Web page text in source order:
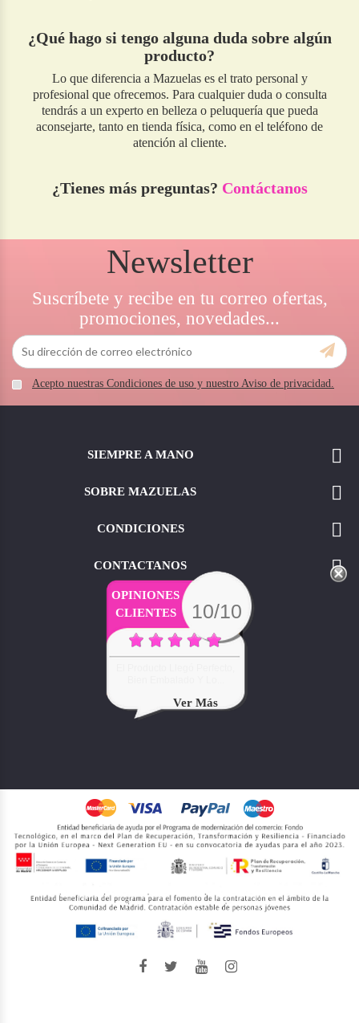
¿Qué hago si tengo alguna duda sobre algún
producto?
Lo que diferencia a Mazuelas es el trato personal y
profesional que ofrecemos. Para cualquier duda o consulta
tendrás a un experto en belleza o peluquería que pueda
aconsejarte, tanto en tienda física, como en el teléfono de
atención al cliente.
¿Tienes más preguntas? Contáctanos
Newsletter
Suscríbete y recibe en tu correo ofertas,
promociones, novedades...
Acepto nuestras Condiciones de uso y nuestro Aviso de privacidad.
SIEMPRE A MANO 
SOBRE MAZUELAS 
CONDICIONES 
CONTACTANOS 
OPINIONES
CLIENTES
10/10
Ver Más